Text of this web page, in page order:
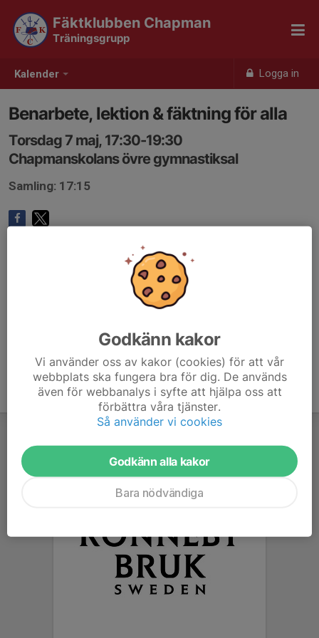
Kalender Logga in
Fäktklubben Chapman
Träningsgrupp
Benarbete, lektion & fäktning för alla
Torsdag 7 maj, 17:30-19:30
Chapmanskolans övre gymnastiksal
Samling: 17:15
Godkänn kakor
Vi använder oss av kakor (cookies) för att vår
webbplats ska fungera bra för dig. De används
även för webbanalys i syfte att hjälpa oss att
förbättra våra tjänster.
Så använder vi cookies
Godkänn alla kakor
Bara nödvändiga